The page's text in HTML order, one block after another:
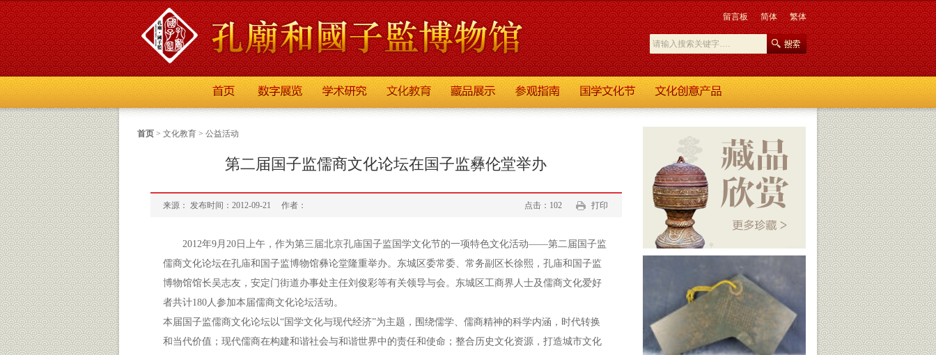
留言板 简体 繁体
首页 > 文化教育 > 公益活动
第二届国子监儒商文化论坛在国子监彝伦堂举办
来源： 发布时间：2012-09-21 作者： 打印
点击：102
2012年9月20日上午，作为第三届北京孔庙国子监国学文化节的一项特色文化活动——第二届国子监
儒商文化论坛在孔庙和国子监博物馆彝论堂隆重举办。东城区委常委、常务副区长徐熙，孔庙和国子监
博物馆馆长吴志友，安定门街道办事处主任刘俊彩等有关领导与会。东城区工商界人士及儒商文化爱好
者共计180人参加本届儒商文化论坛活动。
本届国子监儒商文化论坛以“国学文化与现代经济”为主题，围绕儒学、儒商精神的科学内涵，时代转换
和当代价值；现代儒商在构建和谐社会与和谐世界中的责任和使命；整合历史文化资源，打造城市文化